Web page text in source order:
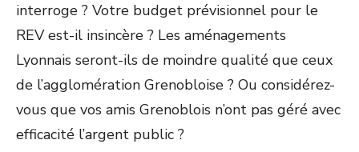
interroge ? Votre budget prévisionnel pour le
REV est-il insincère ? Les aménagements
Lyonnais seront-ils de moindre qualité que ceux
de l’agglomération Grenobloise ? Ou considérez-
vous que vos amis Grenoblois n’ont pas géré avec
efficacité l’argent public ?